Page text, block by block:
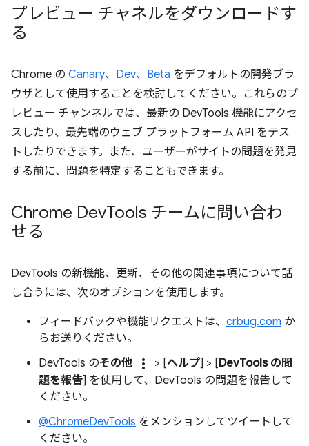
プレビュー チャネルをダウンロードす
る
Chrome の Canary、 Dev、 Beta をデフォルトの開発ブラ
ウザとして使用することを検討してください。これらのプ
レビュー チャンネルでは、最新の DevTools 機能にアクセ
スしたり、最先端のウェブ プラットフォーム API をテス
トしたりできます。また、ユーザーがサイトの問題を発見
する前に、問題を特定することもできます。
Chrome DevTools チームに問い合わ
せる
DevTools の新機能、更新、その他の関連事項について話
し合うには、次のオプションを使用します。
フィードバックや機能リクエストは、 crbug.com か
らお送りください。
DevTools のその他 more_vert > [ヘルプ] > [DevTools の問
題を報告] を使用して、DevTools の問題を報告して
ください。
@ChromeDevTools をメンションしてツイートして
ください。